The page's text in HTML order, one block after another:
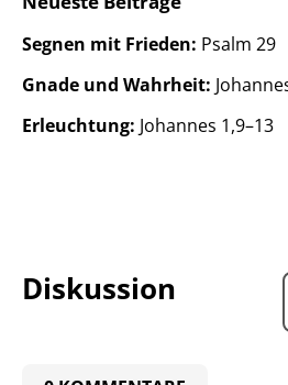
Segnen mit Frieden: Psalm 29
Gnade und Wahrheit:
Erleuchtung: Johannes 1,9–13
Diskussion